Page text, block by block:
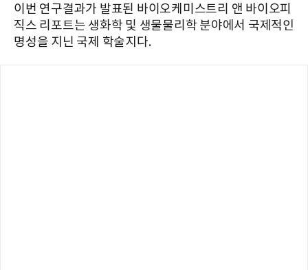
이번 연구결과가 발표된 바이오케미스트리 앤 바이오피
직스 리포트는 생화학 및 생물물리학 분야에서 국제적인
명성을 지닌 국제 학술지다.